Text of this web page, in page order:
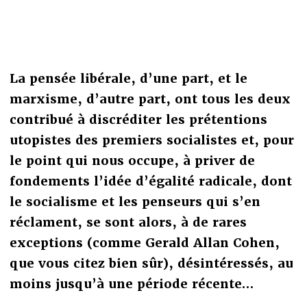
La pensée libérale, d’une part, et le
marxisme, d’autre part, ont tous les deux
contribué à discréditer les prétentions
utopistes des premiers socialistes et, pour
le point qui nous occupe, à priver de
fondements l’idée d’égalité radicale, dont
le socialisme et les penseurs qui s’en
réclament, se sont alors, à de rares
exceptions (comme Gerald Allan Cohen,
que vous citez bien sûr), désintéressés, au
moins jusqu’à une période récente…